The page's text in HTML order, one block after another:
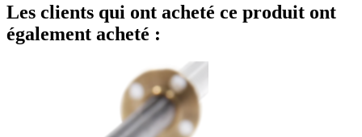
Les clients qui ont acheté ce produit ont
également acheté :